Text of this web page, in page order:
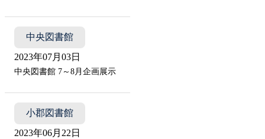
中央図書館
2023年07月03日
中央図書館 7～8月企画展示
小郡図書館
2023年06月22日